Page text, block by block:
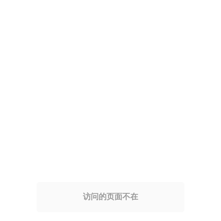
访问的页面不在